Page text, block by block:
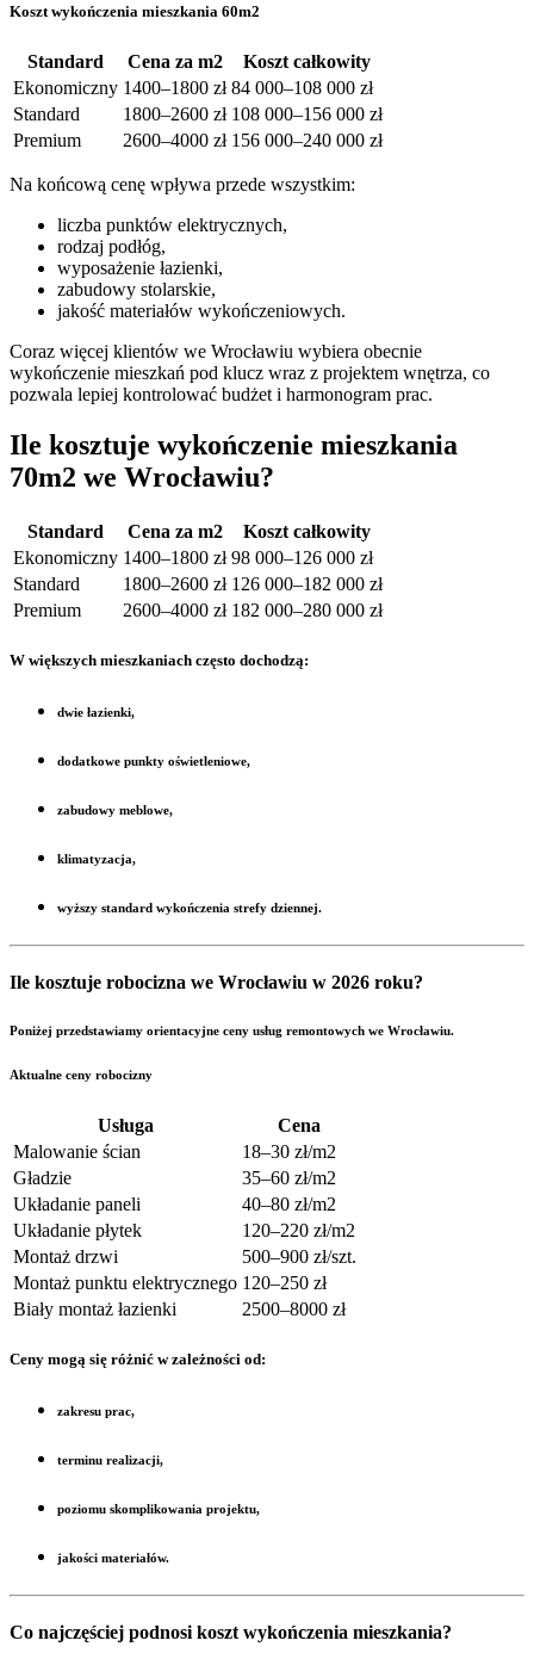
Koszt wykończenia mieszkania 60m2
Standard Cena za m2
Koszt całkowity
Ekonomiczny 1400–1800 zł 84 000–108 000 zł
Standard
1800–2600 zł 108 000–156 000 zł
Premium
2600–4000 zł 156 000–240 000 zł
Na końcową cenę wpływa przede wszystkim:
liczba punktów elektrycznych,
rodzaj podłóg,
wyposażenie łazienki,
zabudowy stolarskie,
jakość materiałów wykończeniowych.
Coraz więcej klientów we Wrocławiu wybiera obecnie
wykończenie mieszkań pod klucz wraz z projektem wnętrza, co
pozwala lepiej kontrolować budżet i harmonogram prac.
Ile kosztuje wykończenie mieszkania
70m2 we Wrocławiu?
Standard Cena za m2
Koszt całkowity
Ekonomiczny 1400–1800 zł 98 000–126 000 zł
Standard
1800–2600 zł 126 000–182 000 zł
Premium
2600–4000 zł 182 000–280 000 zł
W większych mieszkaniach często dochodzą:
dwie łazienki,
dodatkowe punkty oświetleniowe,
zabudowy meblowe,
klimatyzacja,
wyższy standard wykończenia strefy dziennej.
Ile kosztuje robocizna we Wrocławiu w 2026 roku?
Poniżej przedstawiamy orientacyjne ceny usług remontowych we Wrocławiu.
Aktualne ceny robocizny
Usługa
Cena
Malowanie ścian
18–30 zł/m2
Gładzie
35–60 zł/m2
Układanie paneli
40–80 zł/m2
Układanie płytek
120–220 zł/m2
Montaż drzwi
500–900 zł/szt.
Montaż punktu elektrycznego 120–250 zł
Biały montaż łazienki
2500–8000 zł
Ceny mogą się różnić w zależności od:
zakresu prac,
terminu realizacji,
poziomu skomplikowania projektu,
jakości materiałów.
Co najczęściej podnosi koszt wykończenia mieszkania?